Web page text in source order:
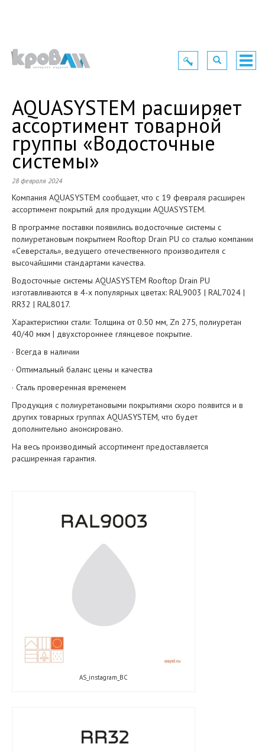
Toggle
navigation
Toggle
navigation
AQUASYSTEM расширяет
ассортимент товарной
группы «Водосточные
системы»
28 февраля 2024
Компания AQUASYSTEM сообщает, что с 19 февраля расширен
ассортимент покрытий для продукции AQUASYSTEM.
В программе поставки появились водосточные системы с
полиуретановым покрытием Rooftop Drain PU со сталью компании
«Северсталь», ведущего отечественного производителя с
высочайшими стандартами качества.
Водосточные системы AQUASYSTEM Rooftop Drain PU
изготавливаются в 4-х популярных цветах: RAL9003 | RAL7024 |
RR32 | RAL8017.
Характеристики стали: Толщина от 0.50 мм, Zn 275, полиуретан
40/40 мкм | двухстороннее глянцевое покрытие.
· Всегда в наличии
· Оптимальный баланс цены и качества
· Сталь проверенная временем
Продукция с полиуретановыми покрытиями скоро появится и в
других товарных группах AQUASYSTEM, что будет
дополнительно анонсировано.
На весь производимый ассортимент предоставляется
расширенная гарантия.
AS_instagram_ВС